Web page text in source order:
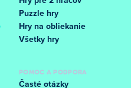
Puzzle hry
Hry na obliekanie
Všetky hry
POMOC A PODPORA
Časté otázky